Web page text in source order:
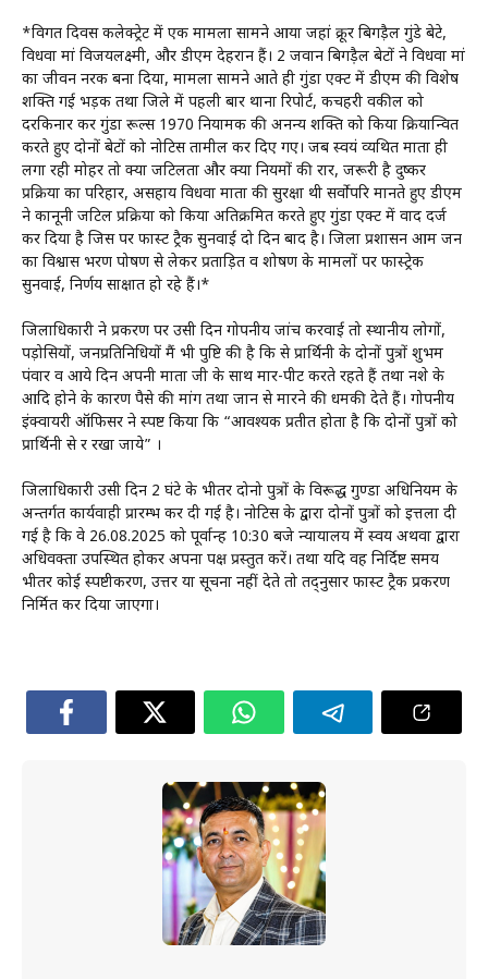
*विगत दिवस कलेक्ट्रेट में एक मामला सामने आया जहां क्रूर बिगड़ैल गुंडे बेटे,
विधवा मां विजयलक्ष्मी, और डीएम देहरादून हैं। 2 जवान बिगडै़ल बेटों ने विधवा मां
का जीवन नरक बना दिया, मामला सामने आते ही गुंडा एक्ट में डीएम की विशेष
शक्ति गई भड़क तथा जिले में पहली बार थाना रिपोर्ट, कचहरी वकील को
दरकिनार कर गुंडा रूल्स 1970 नियामक की अनन्य शक्ति को किया क्रियान्वित
करते हुए दोनों बेटों को नोटिस तामील कर दिए गए। जब स्वयं व्यथित माता ही
लगा रही मोहर तो क्या जटिलता और क्या नियमों की रार, जरूरी है दुष्कर
प्रक्रिया का परिहार, असहाय विधवा माता की सुरक्षा थी सर्वोपरि मानते हुए डीएम
ने कानूनी जटिल प्रक्रिया को किया अतिक्रमित करते हुए गुंडा एक्ट में वाद दर्ज
कर दिया है जिस पर फास्ट ट्रैक सुनवाई दो दिन बाद है। जिला प्रशासन आम जन
का विश्वास भरण पोषण से लेकर प्रताड़ित व शोषण के मामलों पर फास्ट्रेक
सुनवाई, निर्णय साक्षात हो रहे हैं।*
जिलाधिकारी ने प्रकरण पर उसी दिन गोपनीय जांच करवाई तो स्थानीय लोगों,
पड़ोसियों, जनप्रतिनिधियों मैं भी पुष्टि की है कि से प्रार्थिनी के दोनों पुत्रों शुभम
पंवार व आये दिन अपनी माता जी के साथ मार-पीट करते रहते हैं तथा नशे के
आदि होने के कारण पैसे की मांग तथा जान से मारने की धमकी देते हैं। गोपनीय
इंक्वायरी ऑफिसर ने स्पष्ट किया कि “आवश्यक प्रतीत होता है कि दोनों पुत्रों को
प्रार्थिनी से दूर रखा जाये” ।
जिलाधिकारी उसी दिन 2 घंटे के भीतर दोनो पुत्रों के विरूद्ध गुण्डा अधिनियम के
अन्तर्गत कार्यवाही प्रारम्भ कर दी गई है। नोटिस के द्वारा दोनों पुत्रों को इत्तला दी
गई है कि वे 26.08.2025 को पूर्वान्ह 10:30 बजे न्यायालय में स्वय अथवा द्वारा
अधिवक्ता उपस्थित होकर अपना पक्ष प्रस्तुत करें। तथा यदि वह निर्दिष्ट समय
भीतर कोई स्पष्टीकरण, उत्तर या सूचना नहीं देते तो तद्नुसार फास्ट ट्रैक प्रकरण
निर्मित कर दिया जाएगा।